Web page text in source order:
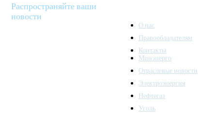
Распространяйте ваши
новости
О нас
Правообладателям
Контакты
Минэнерго
Отраслевые новости
Электроэнергия
Нефтегаз
Уголь